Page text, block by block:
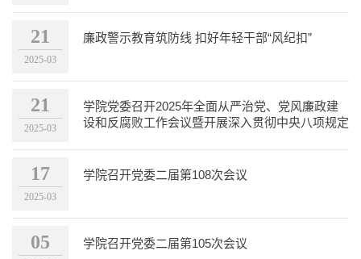
21
2025-03
廉政警示教育筑防线 扣好年轻干部“风纪扣”
21
2025-03
学院党委召开2025年全面从严治党、党风廉政建
设和反腐败工作会议暨开展深入贯彻中央八项规定
17
2025-03
学院召开党委二届第108次会议
05 学院召开党委二届第105次会议